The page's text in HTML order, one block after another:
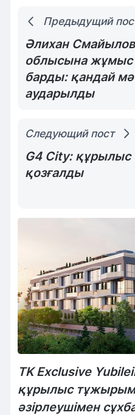
Предыдущий
Әлихан
облысына жұмыс
барды: қандай
аударылды
Следующий пост
G4 City: құрылыс
қозғалды
TK Exclusive
құрылыс
әзірлеушімен